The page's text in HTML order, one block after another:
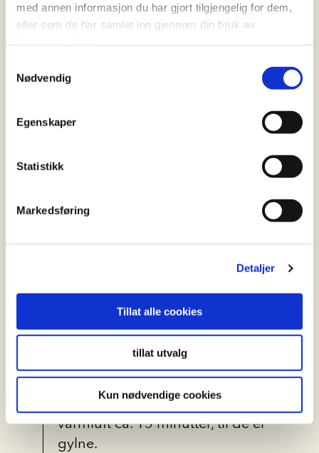
med annen informasjon du har gjort tilgjengelig for dem,
eller som de har samlet inn gjennom din bruk av
Nødvendig
Egenskaper
Statistikk
Markedsføring
Detaljer
Tillat alle cookies
tillat utvalg
Kun nødvendige cookies
rundt 3-4 mm.
Skjær ut avlange trekanter hvor
lengden på 30 cm.
cm og legg de på et stekebrett.
wienerbrødene og sett brettet til
altfor varmt, men heller ikke for
innimellom slik at de ikke tørker
Når de er ferdig hevet lage en
Pensle litt egg på brødene og
stek dem på 175 grader i
varmluft ca. 15 minutter, til de er
gylne.